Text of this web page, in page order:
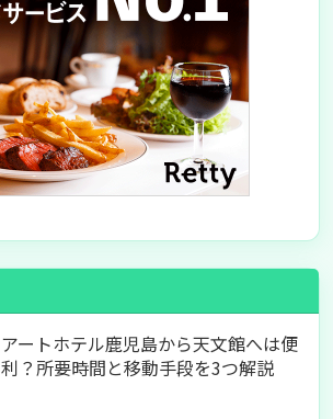
アートホテル鹿児島から天文館へは便
利？所要時間と移動手段を3つ解説